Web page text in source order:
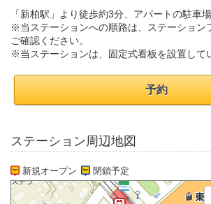
「新柏駅」より徒歩約3分、アパートの駐車
※当ステーションへの順路は、ステーション
ご確認ください。
※当ステーションは、固定式看板を設置して
予約
ステーション周辺地図
新規オープン 閉鎖予定